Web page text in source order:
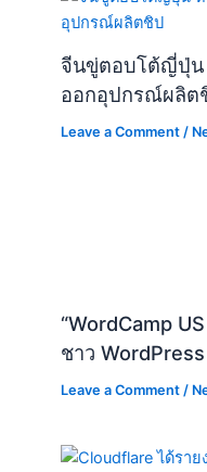
จีนขู่ตอบโต้ญี่ปุ่น
ออกอุปกรณ์ผลิต
Leave a Comment /
“WordCamp
ชาว
Leave a Comment /